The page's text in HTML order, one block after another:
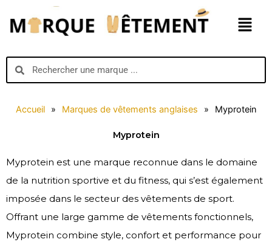
contenu
Menu
SearchSearch
Accueil » Marques de vêtements anglaises » Myprotein
Myprotein
Myprotein est une marque reconnue dans le domaine
de la nutrition sportive et du fitness, qui s’est également
imposée dans le secteur des vêtements de sport.
Offrant une large gamme de vêtements fonctionnels,
Myprotein combine style, confort et performance pour